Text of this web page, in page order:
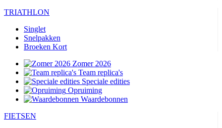
TRIATHLON
Singlet
Snelpakken
Broeken Kort
Zomer 2026
Team replica's
Speciale edities
Opruiming
Waardebonnen
FIETSEN